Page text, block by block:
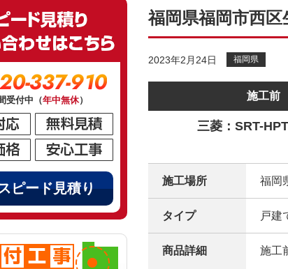
福岡県福岡市西区
2023年2月24日 福岡県
施工前
三菱：SRT-
施工場所 福岡
タイプ 戸建
商品詳細 施工
337-910
受付中（年中無休）
ピード見積り